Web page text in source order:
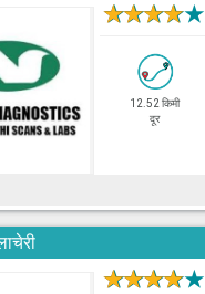
★★★★★
12.52 किमी
दूर
★★★★★